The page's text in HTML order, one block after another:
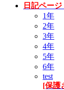
日記ペー
1年
2年
3年
4年
5年
6年
test
[保護